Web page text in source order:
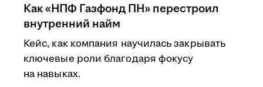
Как «НПФ Газфонд ПН» перестроил
внутренний найм
Кейс, как компания научилась закрывать
ключевые роли благодаря фокусу
на навыках.